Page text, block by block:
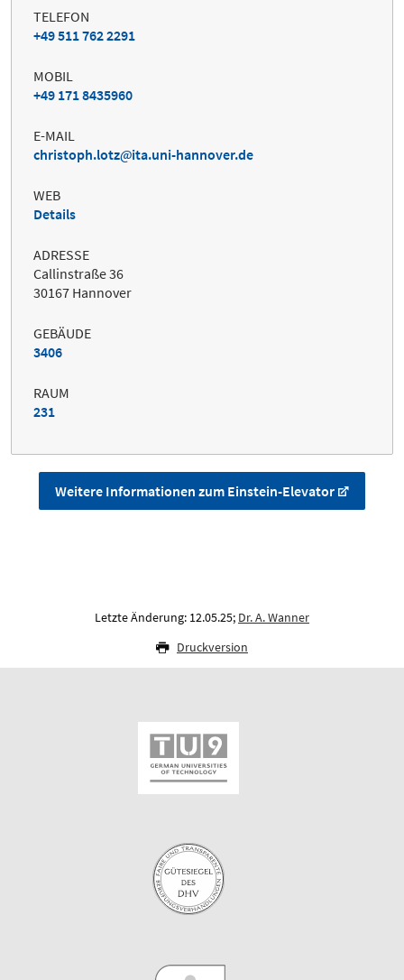
TELEFON
+49 511 762 2291
MOBIL
+49 171 8435960
E-MAIL
christoph.lotz
ita.uni-hannover.de
WEB
Details
ADRESSE
Callinstraße 36
30167 Hannover
GEBÄUDE
3406
RAUM
231
Weitere Informationen zum Einstein-Elevator
Letzte Änderung: 12.05.25; Dr. A. Wanner
Druckversion